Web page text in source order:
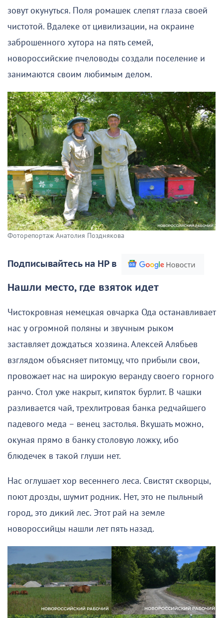
зовут окунуться. Поля ромашек слепят глаза своей
чистотой. Вдалеке от цивилизации, на окраине
заброшенного хутора на пять семей,
новороссийские пчеловоды создали поселение и
занимаются своим любимым делом.
Фоторепортаж Анатолия Позднякова
Подписывайтесь на НР в
Нашли место, где взяток идет
Чистокровная немецкая овчарка Ода останавливает
нас у огромной поляны и звучным рыком
заставляет дождаться хозяина. Алексей Алябьев
взглядом объясняет питомцу, что прибыли свои,
провожает нас на широкую веранду своего горного
ранчо. Стол уже накрыт, кипяток бурлит. В чашки
разливается чай, трехлитровая банка редчайшего
падевого меда – венец застолья. Вкушать можно,
окуная прямо в банку столовую ложку, ибо
блюдечек в такой глуши нет.
Нас оглушает хор весеннего леса. Свистят скворцы,
поют дрозды, шумит родник. Нет, это не пыльный
город, это дикий лес. Этот рай на земле
новороссийцы нашли лет пять назад.